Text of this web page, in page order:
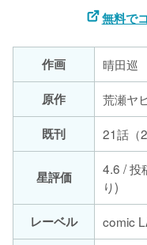
無料で
作画
晴田巡
原作
荒瀬ヤ
既刊
21話（
星評価
4.6 / 投
り)
レーベル
comic